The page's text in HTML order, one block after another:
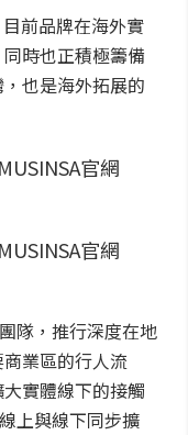
前品牌在海外實
時也正積極籌備
也是海外拓展的
隊，推行深度在地
業區的行人流
實體線下的接觸
上與線下同步擴